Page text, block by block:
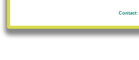
Contact: